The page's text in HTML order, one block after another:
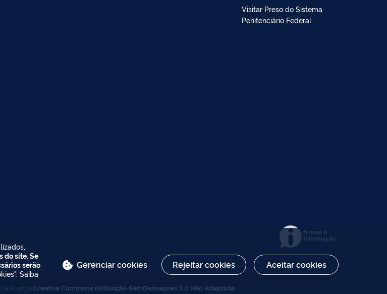
Visitar Preso do Sistema
Penitenciário Federal
Acesso à
Informação
a licença Creative Commons Atribuição-SemDerivações 3.0 Não Adaptada
do site. Se
serão
Saiba
Gerenciar cookies Rejeitar cookies Aceitar cookies